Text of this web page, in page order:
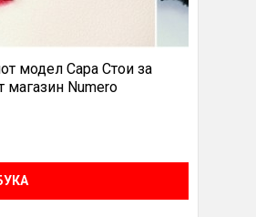
модел Сара Стои за
магазин Numero